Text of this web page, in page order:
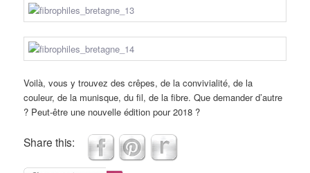
Voilà, vous y trouvez des crêpes, de la convivialité, de la
couleur, de la munisque, du fil, de la fibre. Que demander d’autre
? Peut-être une nouvelle édition pour 2018 ?
Share this: